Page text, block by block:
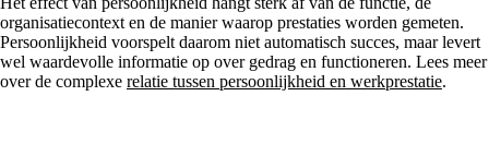
organisatiecontext en de manier waarop prestaties worden gemeten.
Persoonlijkheid voorspelt daarom niet automatisch succes, maar levert
wel waardevolle informatie op over gedrag en functioneren. Lees meer
over de complexe relatie tussen persoonlijkheid en werkprestatie.